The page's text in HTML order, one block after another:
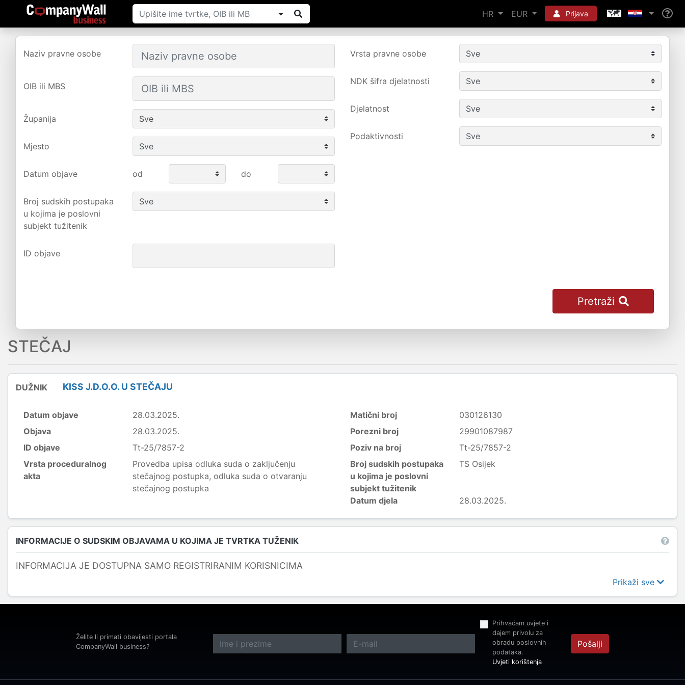
HR EUR Prijava
Naziv pravne osobe
OIB ili MBS
Županija
Mjesto
Vrsta pravne osobe
NDK šifra djelatnosti
Djelatnost
Podaktivnosti
Datum objave od do
Broj sudskih postupaka
u kojima je poslovni
subjekt tužitenik
ID objave
Pretraži
STEČAJ
DUŽNIK KISS J.D.O.O. U STEČAJU
Datum objave
28.03.2025.
Objava
28.03.2025.
ID objave
Tt-25/7857-2
Vrsta proceduralnog
akta
Provedba upisa odluka suda o zaključenju
stečajnog postupka, odluka suda o otvaranju
stečajnog postupka
Matični broj
030126130
Porezni broj
29901087987
Poziv na broj
Tt-25/7857-2
Broj sudskih postupaka
u kojima je poslovni
subjekt tužitenik
TS Osijek
Datum djela 28.03.2025.
INFORMACIJE O SUDSKIM OBJAVAMA U KOJIMA JE TVRTKA TUŽENIK
INFORMACIJA JE DOSTUPNA SAMO REGISTRIRANIM KORISNICIMA
Prikaži sve
Želite li primati obavijesti portala
CompanyWall business?
Prihvaćam uvjete i
dajem privolu za
obradu poslovnih
podataka.
Uvjeti korištenja
Pošalji